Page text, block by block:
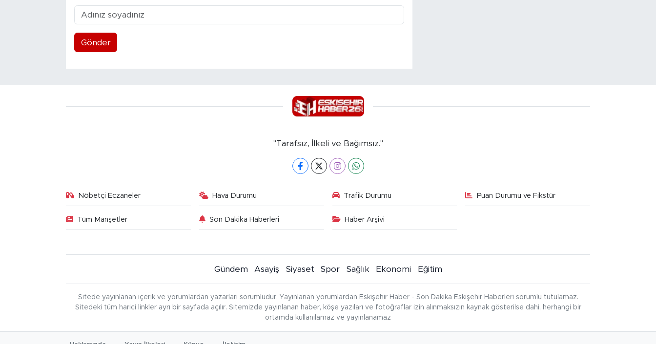
Gönder
"Tarafsız, İlkeli ve Bağımsız."
Nöbetçi Eczaneler Hava Durumu Trafik Durumu Puan Durumu ve Fikstür
Tüm Manşetler Son Dakika Haberleri Haber Arşivi
Gündem Asayiş Siyaset Spor Sağlık Ekonomi Eğitim
Sitede yayınlanan içerik ve yorumlardan yazarları sorumludur. Yayınlanan yorumlardan Eskişehir Haber - Son Dakika Eskişehir Haberleri sorumlu tutulamaz.
Sitedeki tüm harici linkler ayrı bir sayfada açılır. Sitemizde yayınlanan haber, köşe yazıları ve fotoğraflar izin alınmaksızın kaynak gösterilse dahi, herhangi bir
ortamda kullanılamaz ve yayınlanamaz